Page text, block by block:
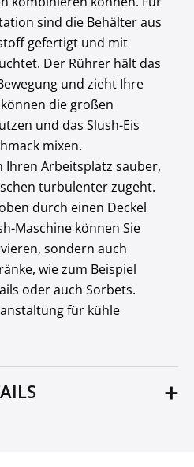
sind die Behälter aus
gefertigt und mit
Der Rührer hält das
und zieht Ihre
die großen
und das Slush-Eis
mixen.
Ihren Arbeitsplatz sauber,
turbulenter zugeht.
durch einen Deckel
Maschine können Sie
sondern auch
wie zum Beispiel
oder auch Sorbets.
für kühle